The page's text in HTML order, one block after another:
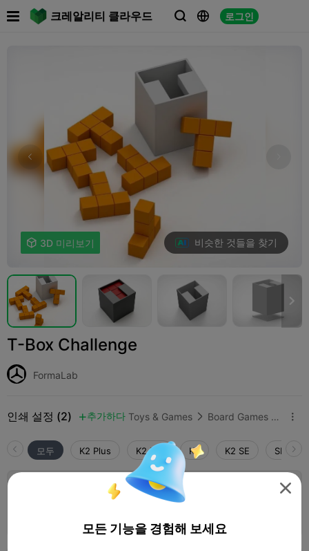
크레알리티 클라우드   로그인
 3D 미리보기 비슷한 것들을 찾기

T-Box Challenge
FormaLab
인쇄 설정 (2)  추가하다 Toys & Games  Board Games & Card Games 
모두 K2 Plus K2 Pro K2 K2 SE
0.2mm layer, 2 walls, 15% infill

모든 기능을 경험해 보세요